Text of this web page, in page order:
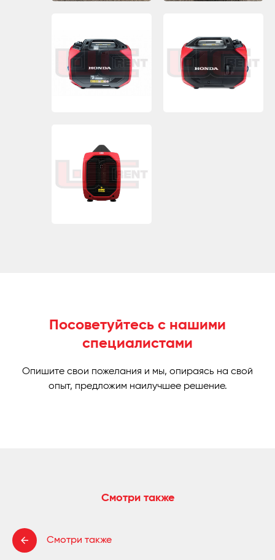
Посоветуйтесь с нашими
специалистами
Опишите свои пожелания и мы, опираясь на свой
опыт, предложим наилучшее решение.
Смотри также
Смотри также